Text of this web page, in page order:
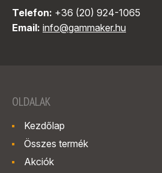
Telefon: +36 (20) 924-1065
Email: info@gammaker.hu
OLDALAK
Kezdőlap
Összes termék
Akciók